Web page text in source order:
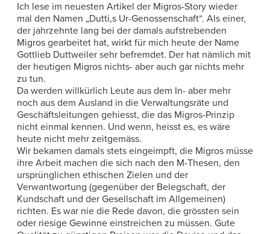
Ich lese im neuesten Artikel der Migros-Story wieder
mal den Namen „Dutti,s Ur-Genossenschaft“. Als einer,
der jahrzehnte lang bei der damals aufstrebenden
Migros gearbeitet hat, wirkt für mich heute der Name
Gottlieb Duttweiler sehr befremdet. Der hat nämlich mit
der heutigen Migros nichts- aber auch gar nichts mehr
zu tun.
Da werden willkürlich Leute aus dem In- aber mehr
noch aus dem Ausland in die Verwaltungsräte und
Geschäftsleitungen gehiesst, die das Migros-Prinzip
nicht einmal kennen. Und wenn, heisst es, es wäre
heute nicht mehr zeitgemäss.
Wir bekamen damals stets eingeimpft, die Migros müsse
ihre Arbeit machen die sich nach den M-Thesen, den
ursprünglichen ethischen Zielen und der
Verwantwortung (gegenüber der Belegschaft, der
Kundschaft und der Gesellschaft im Allgemeinen)
richten. Es war nie die Rede davon, die grössten sein
oder riesige Gewinne einstreichen zu müssen. Gute